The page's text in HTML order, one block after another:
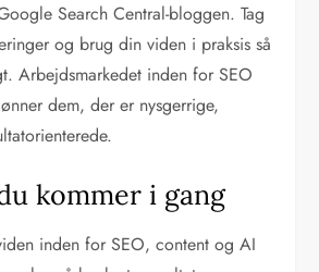
Search Central-bloggen. Tag
og brug din viden i praksis så
Arbejdsmarkedet inden for SEO
dem, der er nysgerrige,
kommer i gang
inden for SEO, content og AI